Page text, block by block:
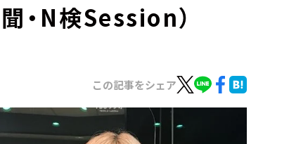
・N検Session）
この記事をシェア